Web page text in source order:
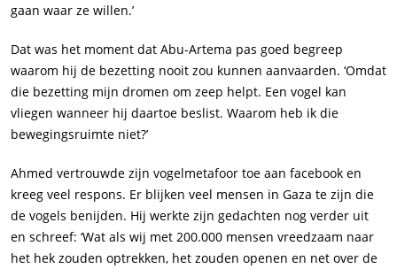
gaan waar ze willen.’
Dat was het moment dat Abu-Artema pas goed begreep
waarom hij de bezetting nooit zou kunnen aanvaarden. ‘Omdat
die bezetting mijn dromen om zeep helpt. Een vogel kan
vliegen wanneer hij daartoe beslist. Waarom heb ik die
bewegingsruimte niet?’
Ahmed vertrouwde zijn vogelmetafoor toe aan facebook en
kreeg veel respons. Er blijken veel mensen in Gaza te zijn die
de vogels benijden. Hij werkte zijn gedachten nog verder uit
en schreef: ‘Wat als wij met 200.000 mensen vreedzaam naar
het hek zouden optrekken, het zouden openen en net over de